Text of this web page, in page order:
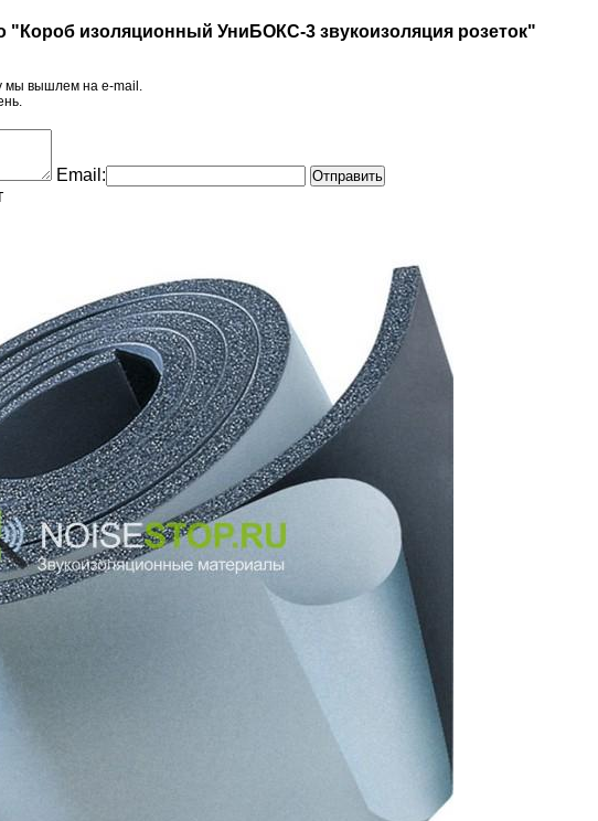
"Короб изоляционный УниБОКС-3 звукоизоляция розеток"
мы вышлем на e-mail.
Email: Отправить